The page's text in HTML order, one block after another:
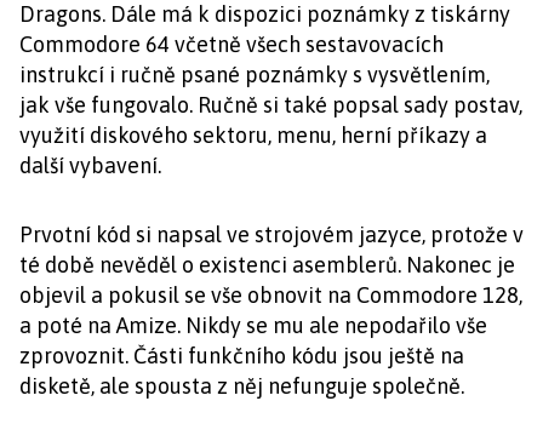
Dragons. Dále má k dispozici poznámky z tiskárny
Commodore 64 včetně všech sestavovacích
instrukcí i ručně psané poznámky s vysvětlením,
jak vše fungovalo. Ručně si také popsal sady postav,
využití diskového sektoru, menu, herní příkazy a
další vybavení.
Prvotní kód si napsal ve strojovém jazyce, protože v
té době nevěděl o existenci asemblerů. Nakonec je
objevil a pokusil se vše obnovit na Commodore 128,
a poté na Amize. Nikdy se mu ale nepodařilo vše
zprovoznit. Části funkčního kódu jsou ještě na
disketě, ale spousta z něj nefunguje společně.